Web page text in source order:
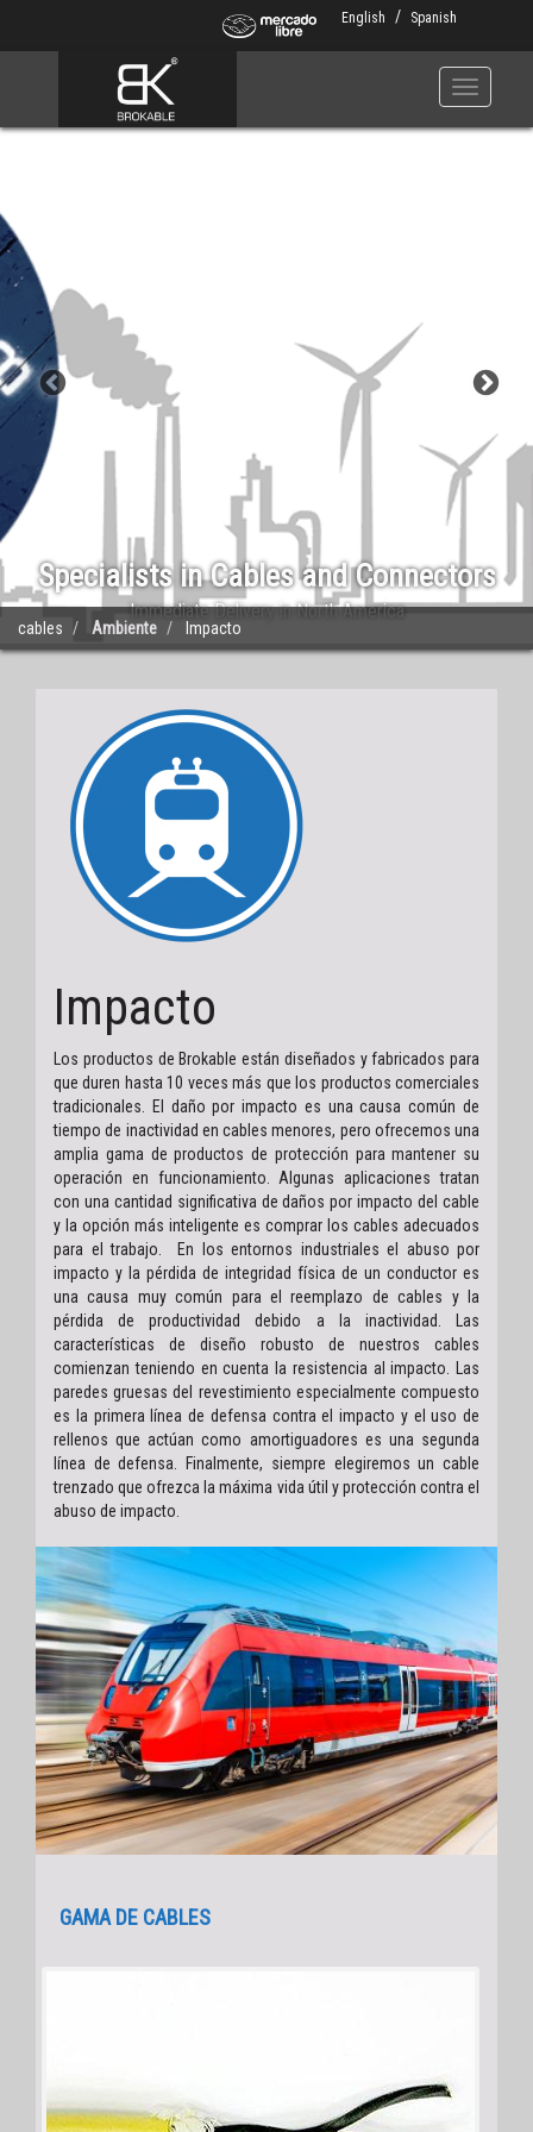
English Spanish
Specialists in Cables and Connectors
Immediate Delivery in North America
cables Ambiente Impacto
Impacto
Los productos de Brokable están diseñados y fabricados para
que duren hasta 10 veces más que los productos comerciales
tradicionales. El daño por impacto es una causa común de
tiempo de inactividad en cables menores, pero ofrecemos una
amplia gama de productos de protección para mantener su
operación en funcionamiento. Algunas aplicaciones tratan
con una cantidad significativa de daños por impacto del cable
y la opción más inteligente es comprar los cables adecuados
para el trabajo. En los entornos industriales el abuso por
impacto y la pérdida de integridad física de un conductor es
una causa muy común para el reemplazo de cables y la
pérdida de productividad debido a la inactividad. Las
características de diseño robusto de nuestros cables
comienzan teniendo en cuenta la resistencia al impacto. Las
paredes gruesas del revestimiento especialmente compuesto
es la primera línea de defensa contra el impacto y el uso de
rellenos que actúan como amortiguadores es una segunda
línea de defensa. Finalmente, siempre elegiremos un cable
trenzado que ofrezca la máxima vida útil y protección contra el
abuso de impacto.
GAMA DE CABLES